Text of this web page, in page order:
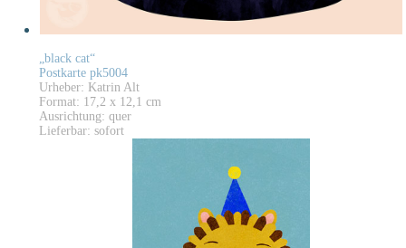
„black cat“
Postkarte pk5004
Urheber: Katrin Alt
Format: 17,2 x 12,1 cm
Ausrichtung: quer
Lieferbar: sofort